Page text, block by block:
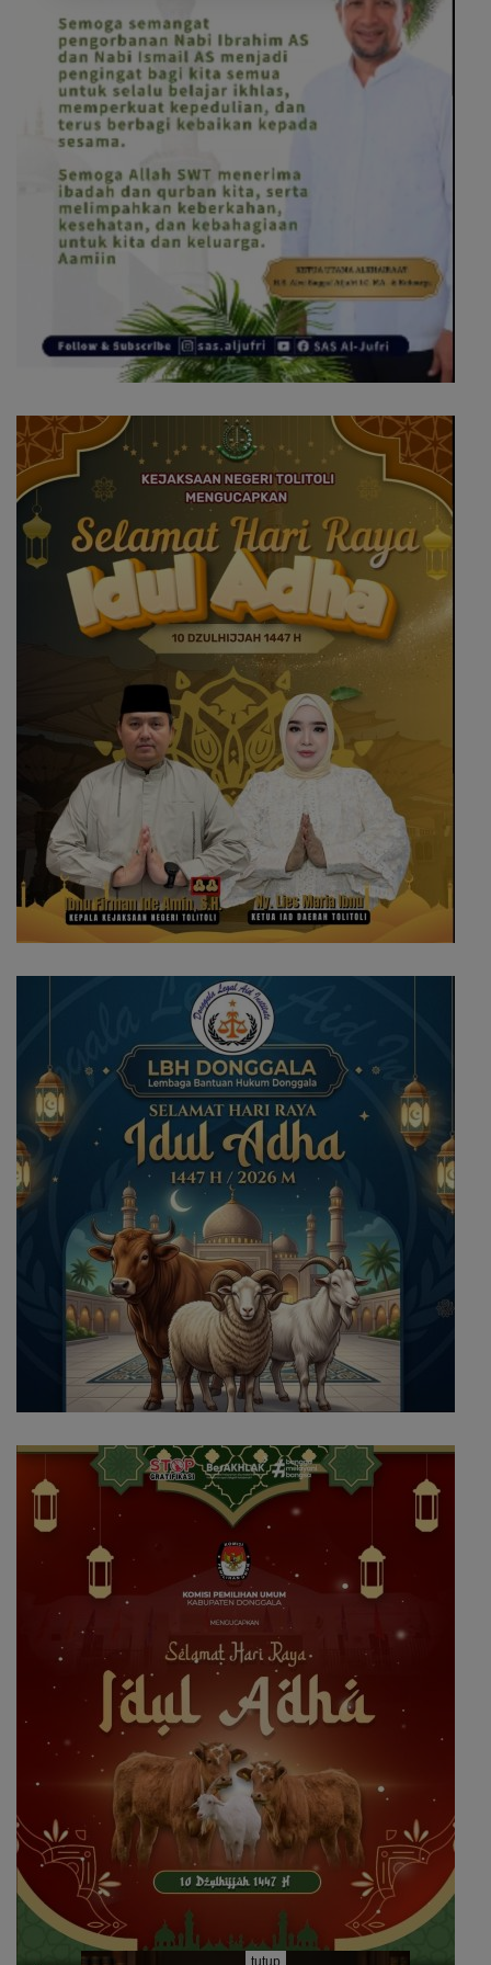
tutup